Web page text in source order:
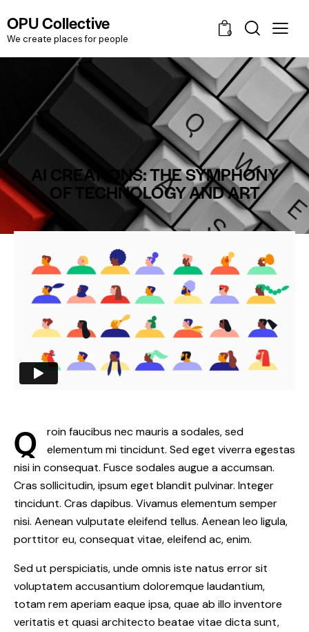
OPU Collective
We create places for people
0
AI CREATIONS: THE SYMPHONY
OF TECHNOLOGY AND ART
Q
roin faucibus nec mauris a sodales, sed
elementum mi tincidunt. Sed eget viverra egestas
nisi in consequat. Fusce sodales augue a accumsan.
Cras sollicitudin, ipsum eget blandit pulvinar. Integer
tincidunt. Cras dapibus. Vivamus elementum semper
nisi. Aenean vulputate eleifend tellus. Aenean leo ligula,
porttitor eu, consequat vitae, eleifend ac, enim.
Sed ut perspiciatis, unde omnis iste natus error sit
voluptatem accusantium doloremque laudantium,
totam rem aperiam eaque ipsa, quae ab illo inventore
veritatis et quasi architecto beatae vitae dicta sunt,